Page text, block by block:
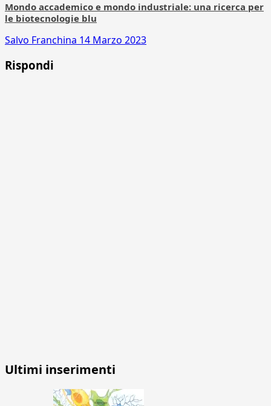
Mondo accademico e mondo industriale: una ricerca per
le biotecnologie blu
Salvo Franchina 14 Marzo 2023
Rispondi
Ultimi inserimenti